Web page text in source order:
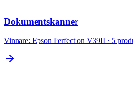
Dokumentskanner
Vinnare: Epson Perfection V39II · 5